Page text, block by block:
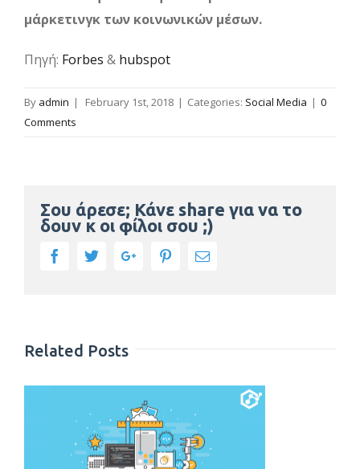
μάρκετινγκ των κοινωνικών μέσων.
Πηγή: Forbes & hubspot
By admin | February 1st, 2018 | Categories: Social Media | 0
Comments
Σου άρεσε; Κάνε share για να το
δουν κ οι φίλοι σου ;)
FacebookTwitterGoogle+PinterestEmail
Related Posts